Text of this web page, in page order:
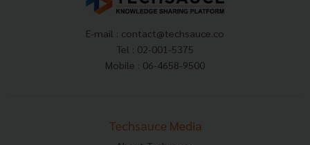
E-mail : contact@techsauce.co
Tel : 02-001-5375
Mobile : 06-4658-9500
Techsauce Media